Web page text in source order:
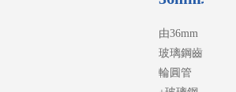
由36mm
玻璃鋼齒
輪圓管